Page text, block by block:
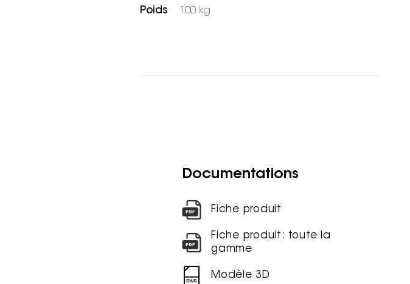
Poids 100 kg
Documentations
Fiche produit
Fiche produit: toute la
gamme
Modèle 3D